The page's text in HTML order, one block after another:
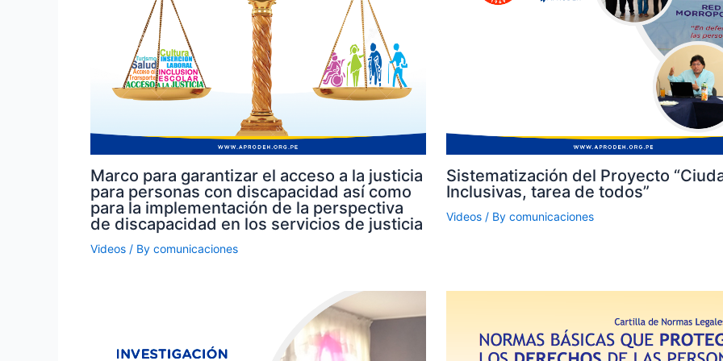
Marco para garantizar el acceso a la justicia
para personas con discapacidad así como
para la implementación de la perspectiva
de discapacidad en los servicios de justicia
Videos / By comunicaciones
Sistematización del Proyecto
Inclusivas, tarea de todos”
Videos/ By comunicaciones